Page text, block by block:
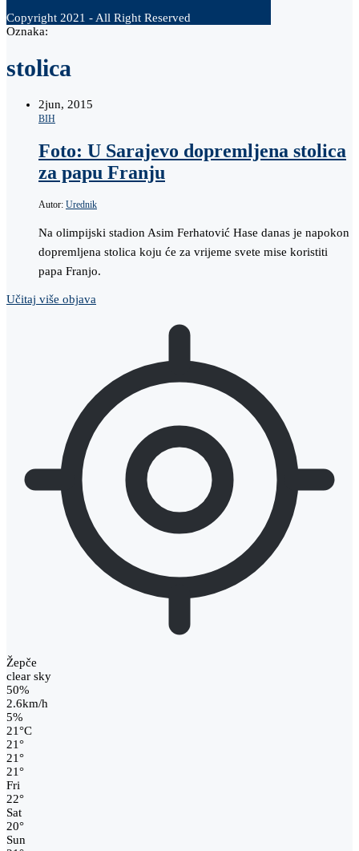
Copyright 2021 - All Right Reserved
Oznaka:
stolica
2jun, 2015
BIH
Foto: U Sarajevo dopremljena stolica
za papu Franju
Autor: Urednik
Na olimpijski stadion Asim Ferhatović Hase danas je napokon
dopremljena stolica koju će za vrijeme svete mise koristiti
papa Franjo.
Učitaj više objava
Žepče
clear sky
50%
2.6km/h
5%
21°C
21°
21°
21°
Fri
22°
Sat
20°
Sun